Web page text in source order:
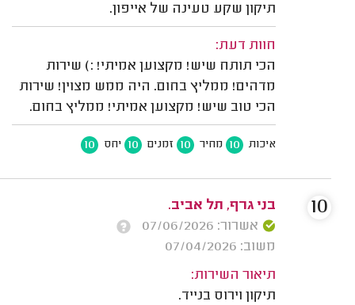
תיקון שקע טעינה של אייפון.
חוות דעת:
הכי תותח שיש! מקצוען אמיתי! :) שירות
מדהים! ממליץ בחום. היה ממש מצוין! שירות
הכי טוב שיש! מקצוען אמיתי! ממליץ בחום.
איכות 10 מחיר 10 זמנים 10 יחס 10
בני גרף, תל אביב.
אשרור: 07/06/2026
משוב: 07/04/2026
תיאור השירות:
תיקון וירוס בנייד.
10